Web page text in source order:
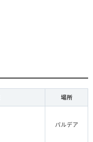
場所
パルデア